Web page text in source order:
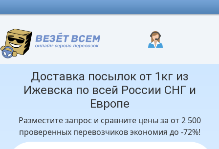
Доставка посылок от 1кг из
Ижевска по всей России СНГ и
Европе
Разместите запрос и сравните цены за от 2 500
проверенных перевозчиков экономия до -72%!